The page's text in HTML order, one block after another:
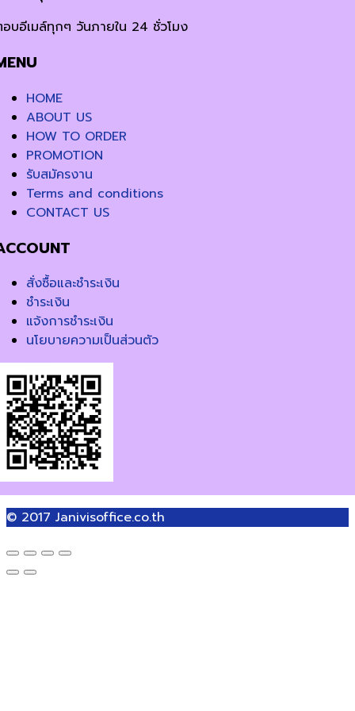
บอีเมล์ทุกๆ วันภายใน 24 ชั่วโมง
HOME
ABOUT US
HOW TO ORDER
PROMOTION
รับสมัครงาน
Terms and conditions
CONTACT US
สั่งซื้อและชำระเงิน
ชำระเงิน
แจ้งการชำระเงิน
นโยบายความเป็นส่วนตัว
© 2017 Janivisoffice.co.th